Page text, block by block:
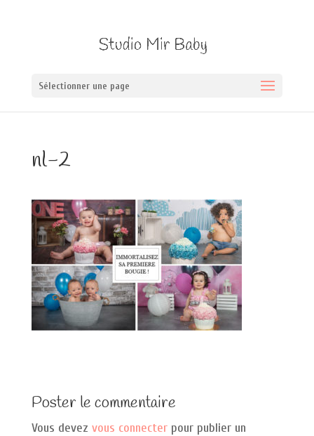
Sélectionner une page
nl-2
Poster le commentaire
Vous devez vous connecterpour publier un